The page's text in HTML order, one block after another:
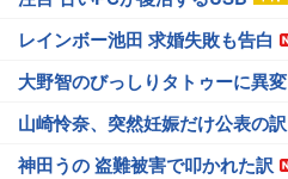
レインボー池田 求婚失敗も告白
大野智のびっしりタトゥーに異変
山崎怜奈、突然妊娠だけ公表の訳
神田うの 盗難被害で叩かれた訳